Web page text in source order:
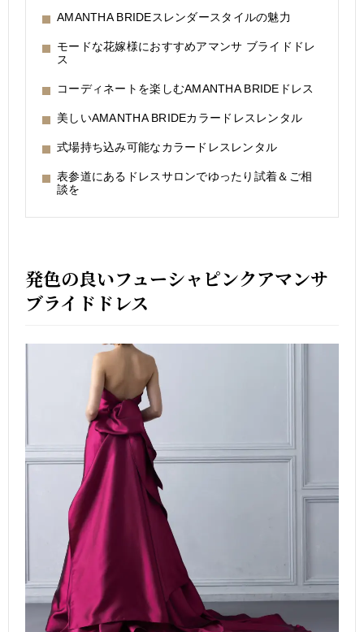
AMANTHA BRIDEスレンダースタイルの魅力
モードな花嫁様におすすめアマンサ ブライドドレ
ス
コーディネートを楽しむAMANTHA BRIDEドレス
美しいAMANTHA BRIDEカラードレスレンタル
式場持ち込み可能なカラードレスレンタル
表参道にあるドレスサロンでゆったり試着＆ご相
談を
発色の良いフューシャピンクアマンサ
ブライドドレス